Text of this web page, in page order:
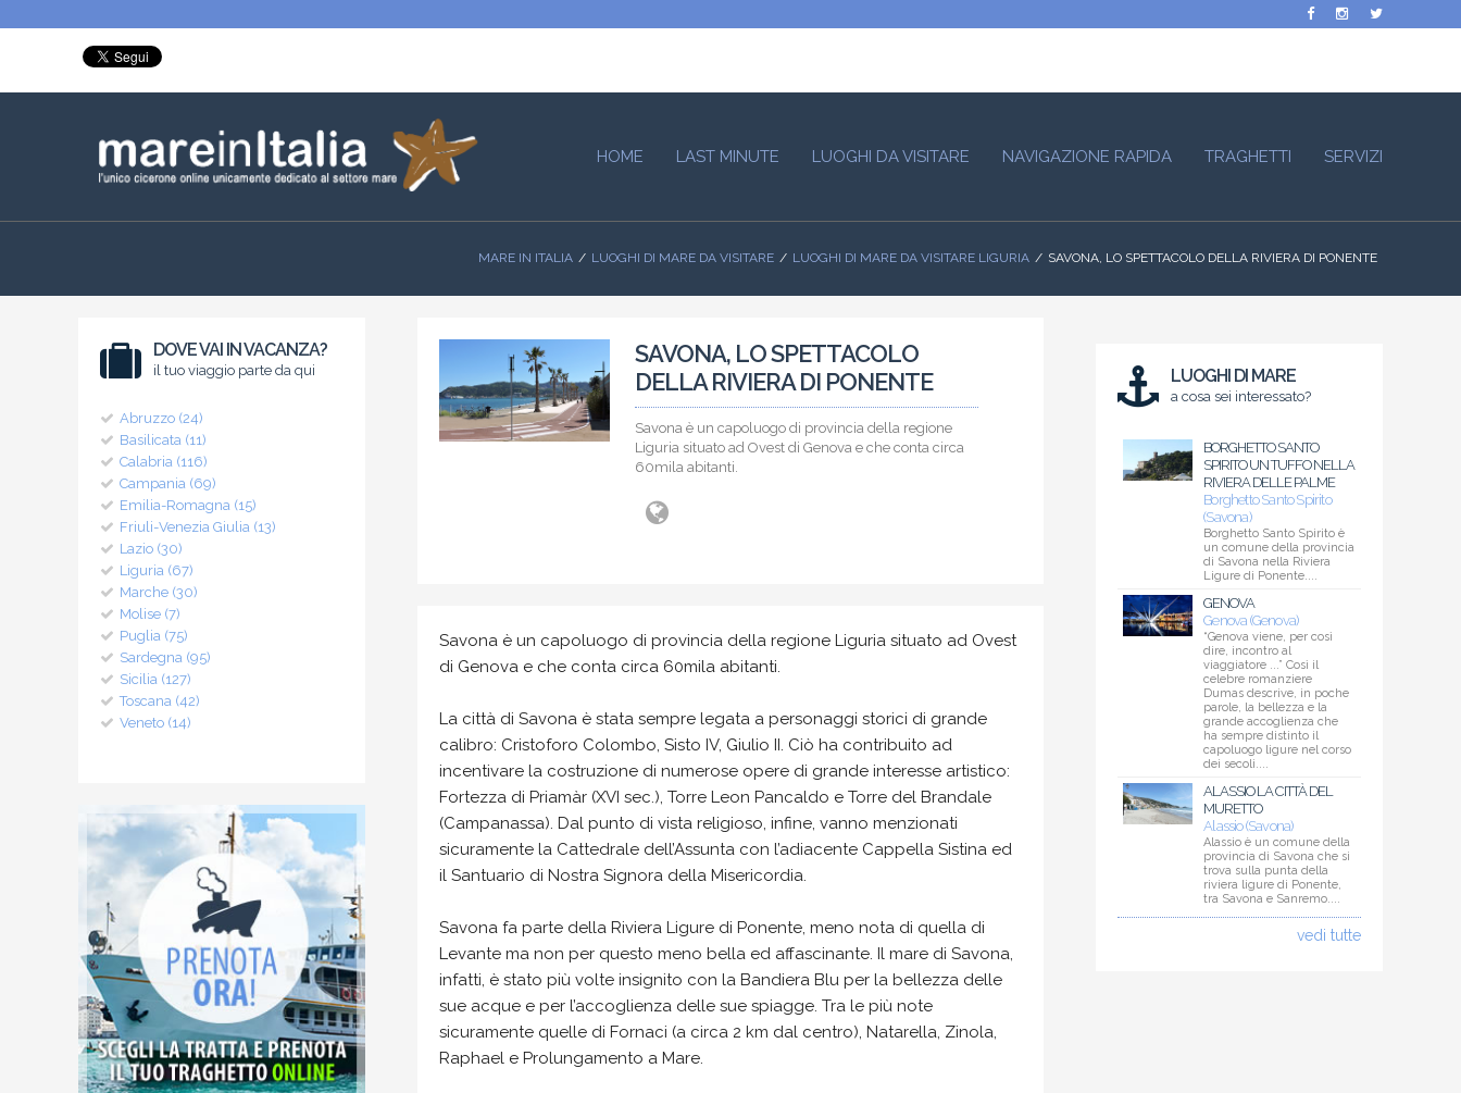
HOME LAST MINUTE LUOGHI DA VISITARE NAVIGAZIONE RAPIDA TRAGHETTI SERVIZI
MARE IN ITALIA LUOGHI DI MARE DA VISITARE LUOGHI DI MARE DA VISITARE LIGURIA SAVONA, LO SPETTACOLO DELLA RIVIERA DI PONENTE
DOVE VAI IN VACANZA?
il tuo viaggio parte da qui
Abruzzo (24)
Basilicata (11)
Calabria (116)
Campania (69)
Emilia-Romagna (15)
Friuli-Venezia Giulia (13)
Lazio (30)
Liguria (67)
Marche (30)
Molise (7)
Puglia (75)
Sardegna (95)
Sicilia (127)
Toscana (42)
Veneto (14)
SAVONA, LO SPETTACOLO
DELLA RIVIERA DI PONENTE
Savona è un capoluogo di provincia della regione
Liguria situato ad Ovest di Genova e che conta circa
60mila abitanti.
Savona è un capoluogo di provincia della regione Liguria situato ad Ovest
di Genova e che conta circa 60mila abitanti.
La città di Savona è stata sempre legata a personaggi storici di grande
calibro: Cristoforo Colombo, Sisto IV, Giulio II. Ciò ha contribuito ad
incentivare la costruzione di numerose opere di grande interesse artistico:
Fortezza di Priamàr (XVI sec.), Torre Leon Pancaldo e Torre del Brandale
(Campanassa). Dal punto di vista religioso, infine, vanno menzionati
sicuramente la Cattedrale dell’Assunta con l’adiacente Cappella Sistina ed
il Santuario di Nostra Signora della Misericordia.
Savona fa parte della Riviera Ligure di Ponente, meno nota di quella di
Levante ma non per questo meno bella ed affascinante. Il mare di Savona,
infatti, è stato più volte insignito con la Bandiera Blu per la bellezza delle
sue acque e per l’accoglienza delle sue spiagge. Tra le più note
sicuramente quelle di Fornaci (a circa 2 km dal centro), Natarella, Zinola,
Raphael e Prolungamento a Mare.
LUOGHI DI MARE
a cosa sei interessato?
BORGHETTO SANTO
SPIRITO UN TUFFO NELLA
RIVIERA DELLE PALME
Borghetto Santo Spirito
(Savona)
Borghetto Santo Spirito è
un comune della provincia
di Savona nella Riviera
Ligure di Ponente....
GENOVA
Genova (Genova)
“Genova viene, per così
dire, incontro al
viaggiatore ...” Così il
celebre romanziere
Dumas descrive, in poche
parole, la bellezza e la
grande accoglienza che
ha sempre distinto il
capoluogo ligure nel corso
dei secoli....
ALASSIO LA CITTÀ DEL
MURETTO
Alassio (Savona)
Alassio è un comune della
provincia di Savona che si
trova sulla punta della
riviera ligure di Ponente,
tra Savona e Sanremo....
vedi tutte